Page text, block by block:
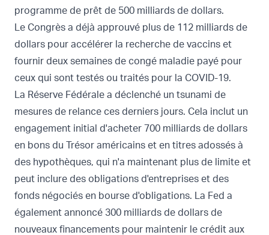
programme de prêt de 500 milliards de dollars.
Le Congrès a déjà approuvé plus de 112 milliards de
dollars pour accélérer la recherche de vaccins et
fournir deux semaines de congé maladie payé pour
ceux qui sont testés ou traités pour la COVID-19.
La Réserve Fédérale a déclenché un tsunami de
mesures de relance ces derniers jours. Cela inclut un
engagement initial d'acheter 700 milliards de dollars
en bons du Trésor américains et en titres adossés à
des hypothèques, qui n'a maintenant plus de limite et
peut inclure des obligations d'entreprises et des
fonds négociés en bourse d'obligations. La Fed a
également annoncé 300 milliards de dollars de
nouveaux financements pour maintenir le crédit aux